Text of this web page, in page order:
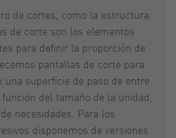
de cortes, como la estructura
de corte son los elementos
para definir la proporción de
pantallas de corte para
una superficie de paso de entre
del tamaño de la unidad,
necesidades. Para los
disponemos de versiones